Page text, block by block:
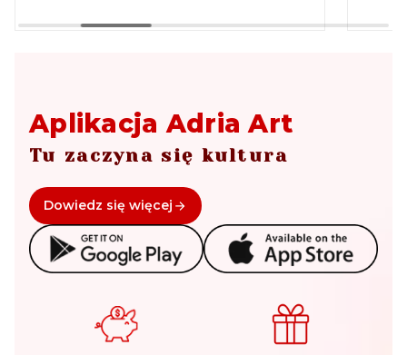
Aplikacja Adria Art
Tu zaczyna się kultura
Dowiedz się więcej